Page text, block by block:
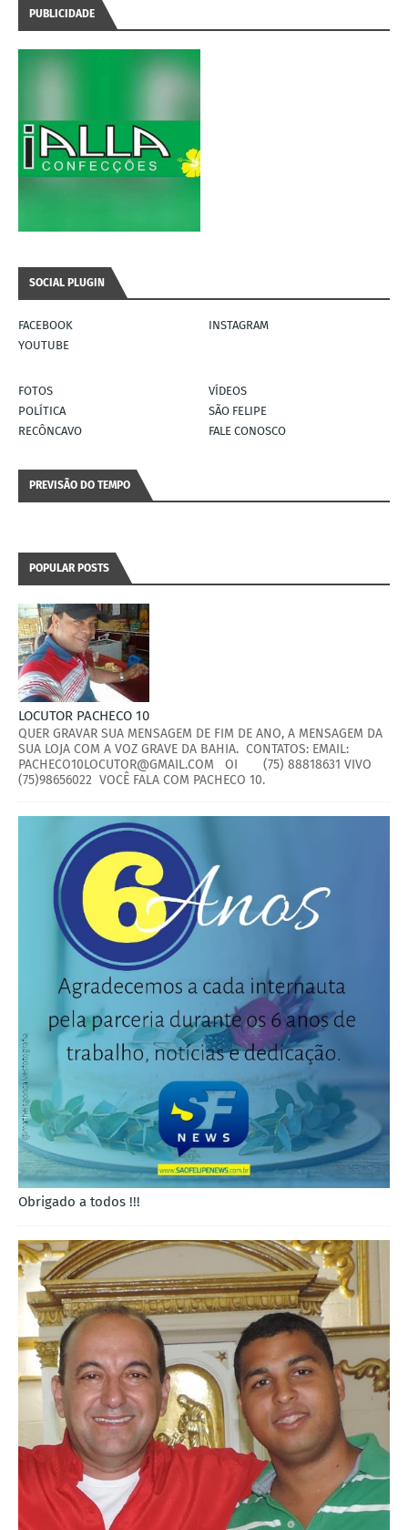
PUBLICIDADE
SOCIAL PLUGIN
FACEBOOK
INSTAGRAM
YOUTUBE
FOTOS
VÍDEOS
POLÍTICA
SÃO FELIPE
RECÔNCAVO
FALE CONOSCO
PREVISÃO DO TEMPO
POPULAR POSTS
LOCUTOR PACHECO 10
QUER GRAVAR SUA MENSAGEM DE FIM DE ANO, A MENSAGEM DA
SUA LOJA COM A VOZ GRAVE DA BAHIA. CONTATOS: EMAIL:
PACHECO10LOCUTOR@GMAIL.COM OI (75) 88818631 VIVO
(75)98656022 VOCÊ FALA COM PACHECO 10.
Obrigado a todos !!!